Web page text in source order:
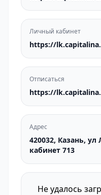
Личный кабинет
https://
Отписаться
https://
Адрес
420032, Казань,
кабинет 713
Не удалось